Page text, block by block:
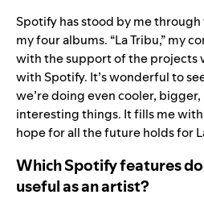
Spotify has stood by me
my four albums. “La Tribu,” my
with the support of the projects
with Spotify. It’s wonderful to
we’re doing even cooler,
interesting things. It fills me
hope for all the future holds for
Which Spotify features
useful as an artist?